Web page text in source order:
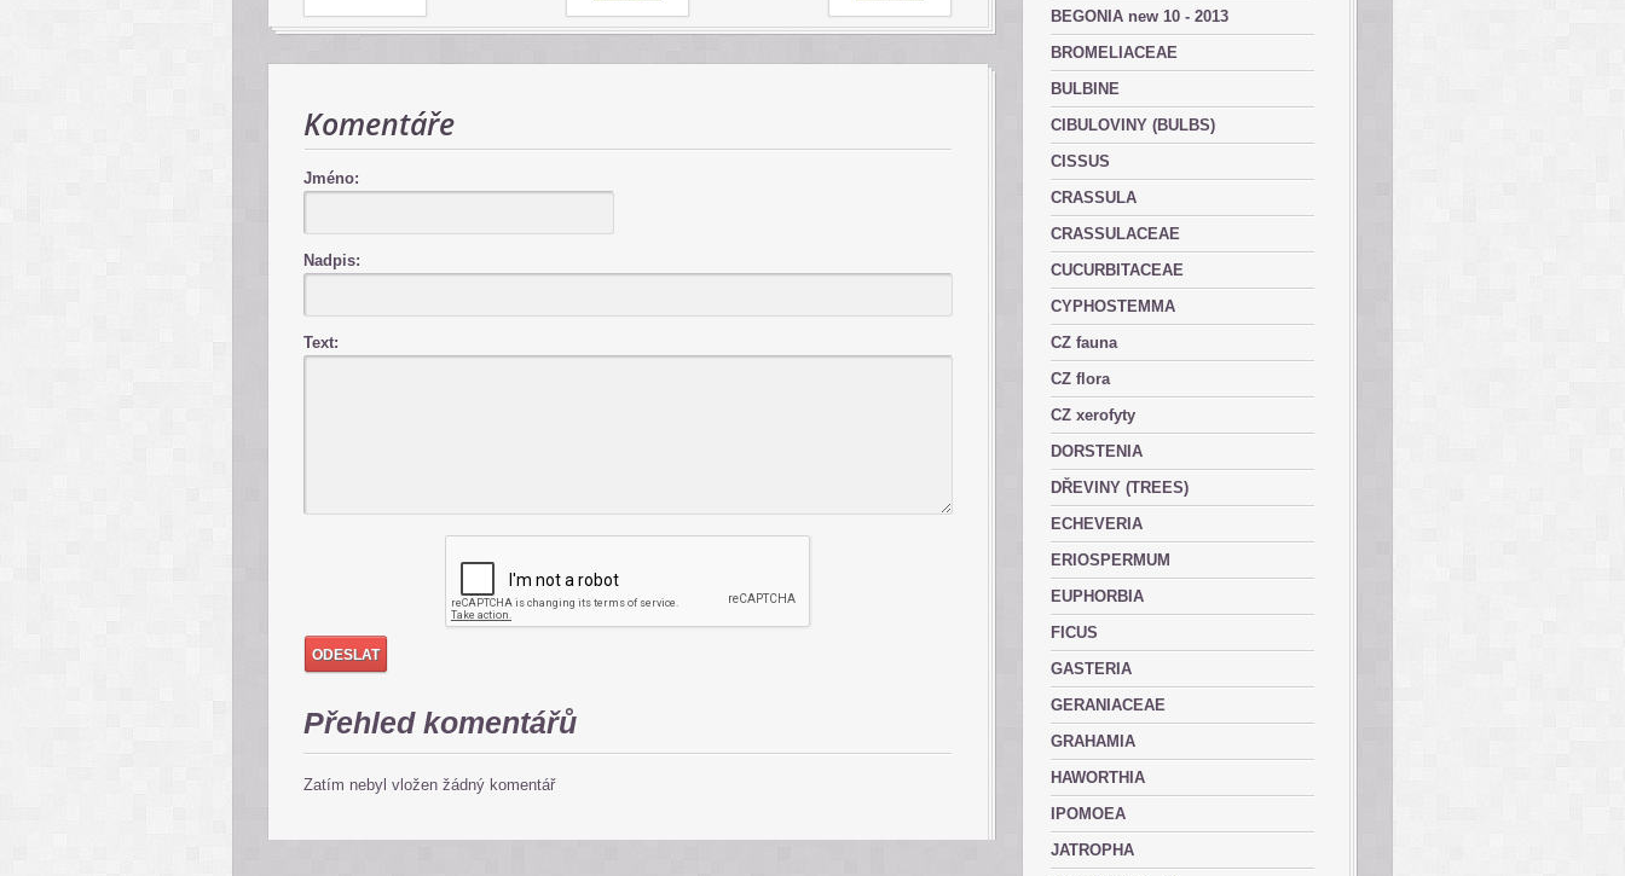
Komentáře
Jméno:
Nadpis:
Text:
Přehled komentářů
Zatím nebyl vložen žádný komentář
BEGONIA new 10 - 2013
BROMELIACEAE
BULBINE
CIBULOVINY (BULBS)
CISSUS
CRASSULA
CRASSULACEAE
CUCURBITACEAE
CYPHOSTEMMA
CZ fauna
CZ flora
CZ xerofyty
DORSTENIA
DŘEVINY (TREES)
ECHEVERIA
ERIOSPERMUM
EUPHORBIA
FICUS
GASTERIA
GERANIACEAE
GRAHAMIA
HAWORTHIA
IPOMOEA
JATROPHA